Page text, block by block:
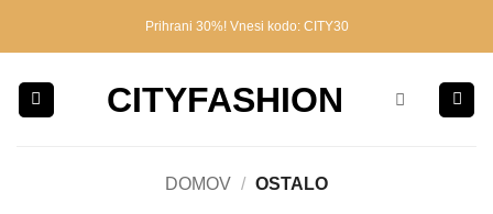
Prihrani 30%! Vnesi kodo: CITY30
CITYFASHION
DOMOV / OSTALO